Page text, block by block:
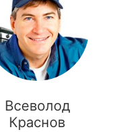
Всеволод
Краснов